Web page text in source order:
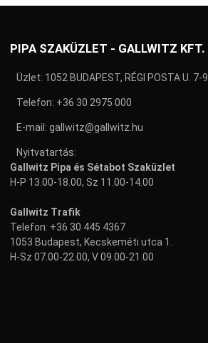
PIPA SZAKÜZLET - GALLWITZ KFT.
Üzlet: 1052 BUDAPEST, RÉGI POSTA U. 7-9.
Telefon: +36 30 2975 000
E-mail: gallwitz@gallwitz.hu
Nyitvatartás:
Gallwitz Pipa és Sétabot Szaküzlet
H-P 13.00-18.00, Sz 11.00-14.00
Gallwitz Trafik
Telefon: +36 30 445 4367
1053 Budapest, Kecskeméti utca 1.
H-Sz 07.00-22.00, V 09.00-21.00